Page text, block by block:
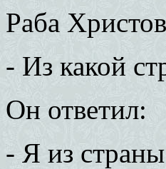
Раба
- Из какой
Он ответил:
- Я из